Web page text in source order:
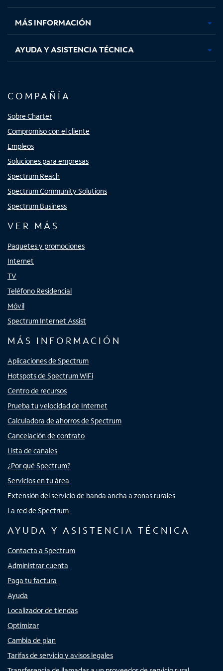
nuevanuevanuevanueva
MÁS INFORMACIÓN
AYUDA Y ASISTENCIA TÉCNICA
COMPAÑÍA
Sobre Charter
Compromiso con el cliente
Empleos
Soluciones para empresas
Spectrum Reach
Spectrum Community Solutions
Spectrum Business
VER MÁS
Paquetes y promociones
Internet
TV
Teléfono Residencial
Móvil
Spectrum Internet Assist
MÁS INFORMACIÓN
Aplicaciones de Spectrum
Hotspots de Spectrum WiFi
Centro de recursos
Prueba tu velocidad de Internet
Calculadora de ahorros de Spectrum
Cancelación de contrato
Lista de canales
¿Por qué Spectrum?
Servicios en tu área
Extensión del servicio de banda ancha a zonas rurales
La red de Spectrum
AYUDA Y ASISTENCIA TÉCNICA
Contacta a Spectrum
Administrar cuenta
Paga tu factura
Ayuda
Localizador de tiendas
Optimizar
Cambia de plan
Tarifas de servicio y avisos legales